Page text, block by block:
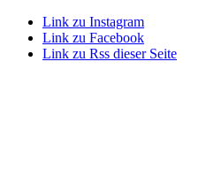
Link zu Instagram
Link zu Facebook
Link zu Rss dieser Seite